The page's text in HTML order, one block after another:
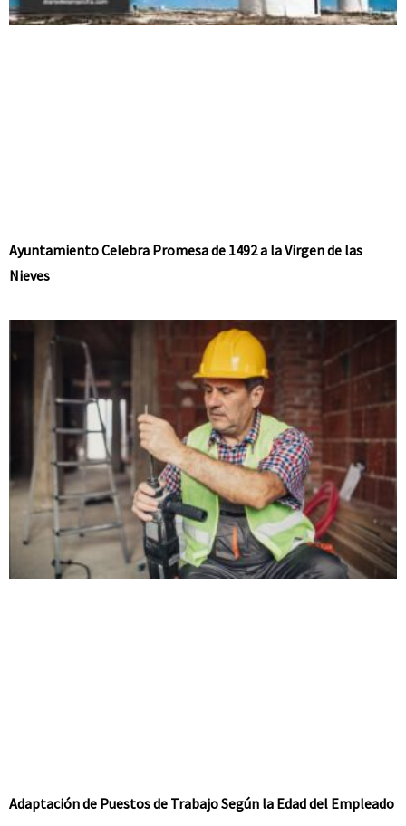
Ayuntamiento Celebra Promesa de 1492 a la Virgen de las
Nieves
Adaptación de Puestos de Trabajo Según la Edad del Empleado